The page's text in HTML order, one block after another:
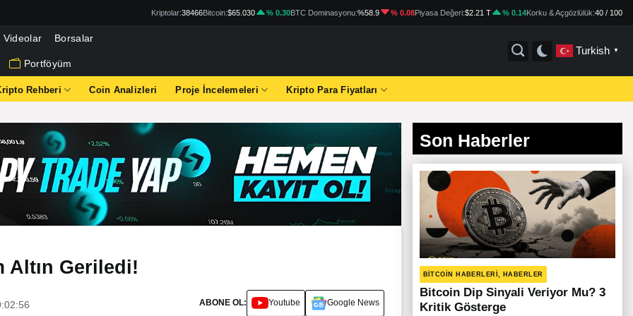
Kriptolar:38466Bitcoin:$65.030 % 0.30BTC Dominasyonu:%58.9 % 0.08Piyasa Değeri:$2.21 T % 0.14Korku & Açgözlülük:40 / 100
Videolar Borsalar
Portföyüm
Turkish ▼
Rehberi Coin Analizleri Proje İncelemeleri Kripto Para Fiyatları
Altın Geriledi!
ABONE OL: Youtube Google News
Son Haberler
BITCOIN HABERLERI, HABERLER
Bitcoin Dip Sinyali Veriyor Mu? 3
Kritik Gösterge